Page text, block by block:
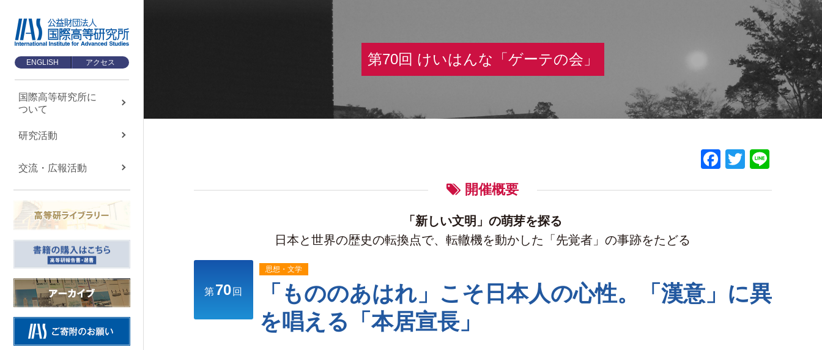
ENGLISH アクセス
国際高等研究所に
ついて
研究活動
交流・広報活動
国際高等研究所に
ついて
TOP
基本理念・ミッション
設立経緯・歩み
組織・運営について
情報公開
第70回 けいはんな「ゲーテの会」
Facebook
Twitter
開催概要
「新しい文明」の萌芽を探る
日本と世界の歴史の転換点で、転轍機を動かした「先覚者」の事跡をたどる
第70 回
思想・文学
「もののあはれ」こそ日本人の心性。「漢意」に異
を唱える「本居宣長」